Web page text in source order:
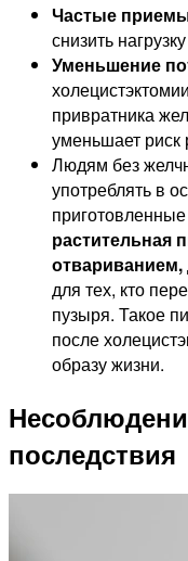
Частые
снизить
Уменьшение
привратника
уменьшает риск
Людям без
употреблять в
растительная
отвариванием,
для тех, кто
пузыря. Такое
после
образу жизни.
последствия